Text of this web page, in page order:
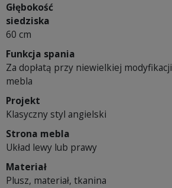
Głębokość
siedziska
60 cm
Funkcja spania
Za dopłatą przy niewielkiej modyfikacji
mebla
Projekt
Klasyczny styl angielski
Strona mebla
Układ lewy lub prawy
Materiał
Plusz, materiał, tkanina